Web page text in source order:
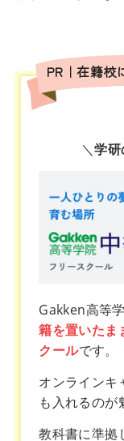
PR｜在籍校
＼学
Gakken高等
籍を置いたま
クールです。
オンラインキ
も入れるのが
教科書に準拠